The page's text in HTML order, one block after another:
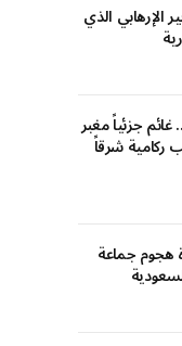
الإرهابي الذي
جزئياً مغبر
ركامية شرقاً
هجوم جماعة